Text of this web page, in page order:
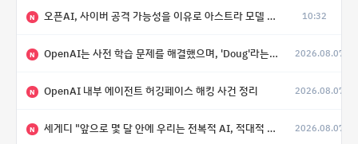
N 오픈AI, 사이버 공격 가능성을 이유로 아스트라 모델 출시 연기 10:32
N OpenAI는 사전 학습 문제를 해결했으며, 'Doug'라는 코드명을 가진 훨씬 더 큰 모델을 활발히 개발 중 2026.08.07
N OpenAI 내부 에이전트 허깅페이스 해킹 사건 정리 2026.08.07
N 세게디 "앞으로 몇 달 안에 우리는 전복적 AI, 적대적 AI 둘 다 보게 될 것" 2026.08.07